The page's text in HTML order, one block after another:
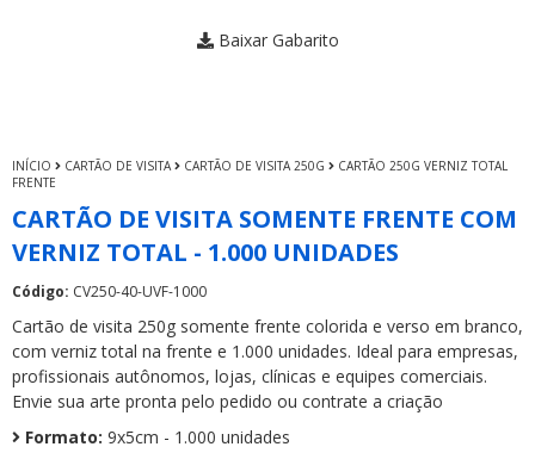
Baixar Gabarito
INÍCIO CARTÃO DE VISITA CARTÃO DE VISITA 250G
CARTÃO 250G VERNIZ TOTAL
FRENTE
CARTÃO DE VISITA SOMENTE FRENTE COM
VERNIZ TOTAL - 1.000 UNIDADES
Código: CV250-40-UVF-1000
Cartão de visita 250g somente frente colorida e verso em branco,
com verniz total na frente e 1.000 unidades. Ideal para empresas,
profissionais autônomos, lojas, clínicas e equipes comerciais.
Envie sua arte pronta pelo pedido ou contrate a criação
Formato: 9x5cm - 1.000 unidades